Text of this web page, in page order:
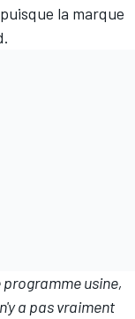
la marque
usine,
a pas vraiment